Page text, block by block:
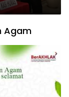
Agam